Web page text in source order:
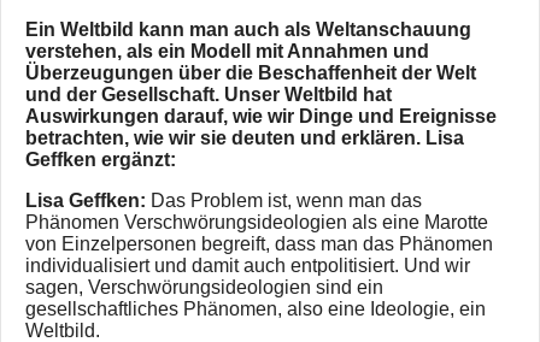
Ein Weltbild kann man auch als Weltanschauung
verstehen, als ein Modell mit Annahmen und
Überzeugungen über die Beschaffenheit der Welt
und der Gesellschaft. Unser Weltbild hat
Auswirkungen darauf, wie wir Dinge und Ereignisse
betrachten, wie wir sie deuten und erklären. Lisa
Geffken ergänzt:
Lisa Geffken: Das Problem ist, wenn man das
Phänomen Verschwörungsideologien als eine Marotte
von Einzelpersonen begreift, dass man das Phänomen
individualisiert und damit auch entpolitisiert. Und wir
sagen, Verschwörungsideologien sind ein
gesellschaftliches Phänomen, also eine Ideologie, ein
Weltbild.